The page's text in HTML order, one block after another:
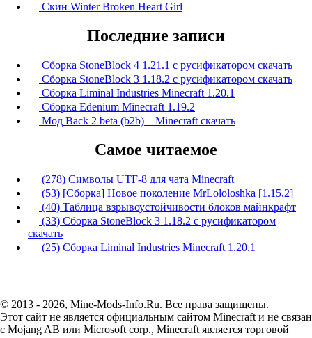
Скин Winter Broken Heart Girl
Последние записи
Сборка StoneBlock 4 1.21.1 с русификатором скачать
Сборка StoneBlock 3 1.18.2 с русификатором скачать
Сборка Liminal Industries Minecraft 1.20.1
Сборка Edenium Minecraft 1.19.2
Мод Back 2 beta (b2b) – Minecraft скачать
Самое читаемое
(278) Символы UTF-8 для чата Minecraft
(53) [Сборка] Новое поколение MrLololoshka [1.15.2]
(40) Таблица взрывоустойчивости блоков майнкрафт
(33) Сборка StoneBlock 3 1.18.2 с русификатором
скачать
(25) Сборка Liminal Industries Minecraft 1.20.1
© 2013 - 2026, Mine-Mods-Info.Ru. Все права защищены.
Этот сайт не является официальным сайтом Minecraft и не связан
с Mojang AB или Microsoft corp., Minecraft является торговой